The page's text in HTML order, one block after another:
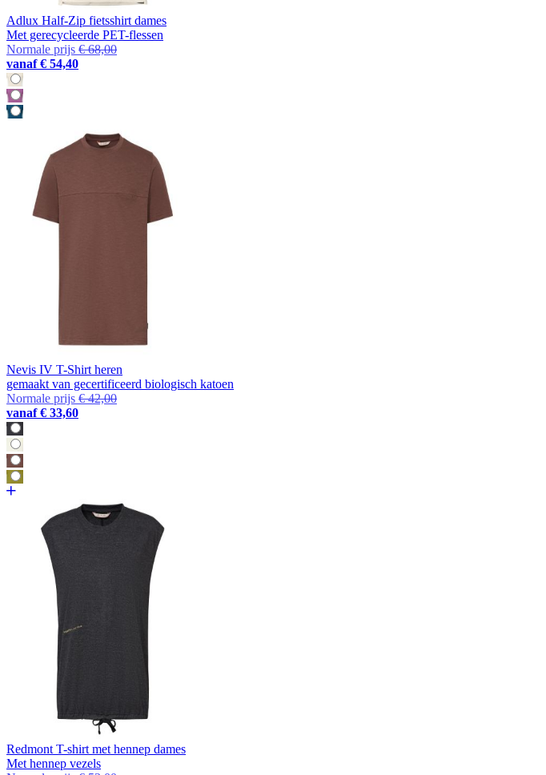
Adlux Half-Zip fietsshirt dames
Met gerecycleerde PET-flessen
Normale prijs € 68,00
vanaf € 54,40
Nevis IV T-Shirt heren
gemaakt van gecertificeerd biologisch katoen
Normale prijs € 42,00
vanaf € 33,60
Redmont T-shirt met hennep dames
Met hennep vezels